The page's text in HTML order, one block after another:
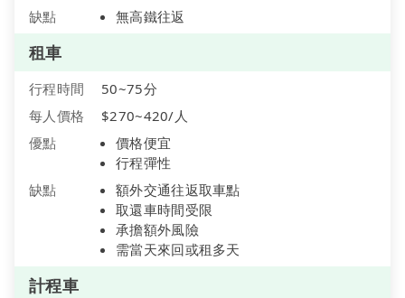
缺點
無高鐵往返
租車
行程時間
50~75分
每人價格
$270~420/人
優點
價格便宜
行程彈性
缺點
額外交通往返取車點
取還車時間受限
承擔額外風險
需當天來回或租多天
計程車